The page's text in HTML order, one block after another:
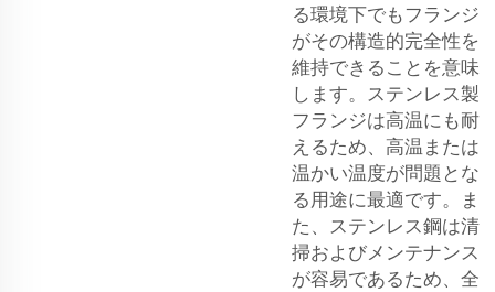
る環境下でもフランジ
がその構造的完全性を
維持できることを意味
します。ステンレス製
フランジは高温にも耐
えるため、高温または
温かい温度が問題とな
る用途に最適です。ま
た、ステンレス鋼は清
掃およびメンテナンス
が容易であるため、全